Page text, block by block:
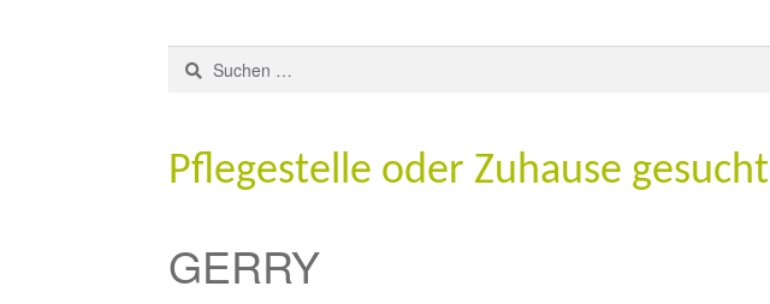
Suchen
nach:
Pflegestelle oder Zuhause gesucht
GERRY